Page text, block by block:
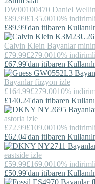
DW00100470 Daniel
£89.99£135.0010%
£89.99'dan itibaren
Calvin Klein Bayanlar
£79.99£279.0010%
£67.99'dan itibaren
Bayanlar füzyon izle
£164.99£279.0010%
£140.24'dan itibaren
astoria izle
£72.99£109.0010%
£62.04'dan itibaren
eastside izle
£59.99£169.0010%
£50.99'dan itibaren